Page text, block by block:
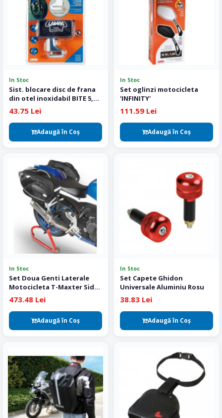
In Stoc
Sist. blocare disc de frana
din otel inoxidabil BITE 5,5
mm
43.75 Lei
Adaugă în Coş
In Stoc
Set oglinzi motocicleta
'INFINITY'
111.59 Lei
Adaugă în Coş
In Stoc
Set Doua Genti Laterale
Motocicleta T-Maxter Side
XXL
473.48 Lei
Adaugă în Coş
In Stoc
Set Capete Ghidon
Universale Aluminiu Rosu
38.83 Lei
Adaugă în Coş